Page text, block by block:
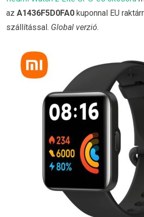
az A1436F5D0FA0 kuponnal EU
szállítással. Global verzió.